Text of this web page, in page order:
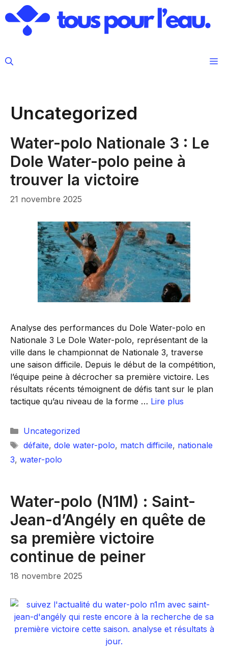
au
contenu
Uncategorized
Water-polo Nationale 3 : Le
Dole Water-polo peine à
trouver la victoire
21 novembre 2025
Analyse des performances du Dole Water-polo en
Nationale 3 Le Dole Water-polo, représentant de la
ville dans le championnat de Nationale 3, traverse
une saison difficile. Depuis le début de la compétition,
l’équipe peine à décrocher sa première victoire. Les
résultats récents témoignent de défis tant sur le plan
tactique qu’au niveau de la forme … Lire plus
Catégories
Uncategorized
Étiquettes
défaite, dole water-polo, match difficile, nationale
3, water-polo
Water-polo (N1M) : Saint-
Jean-d’Angély en quête de
sa première victoire
continue de peiner
18 novembre 2025